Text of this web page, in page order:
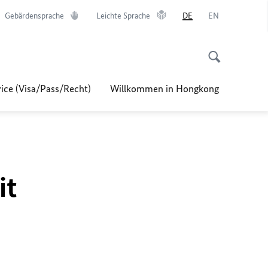
Gebärdensprache Leichte Sprache DE EN
(Visa/Pass/Recht) Willkommen in Hongkong